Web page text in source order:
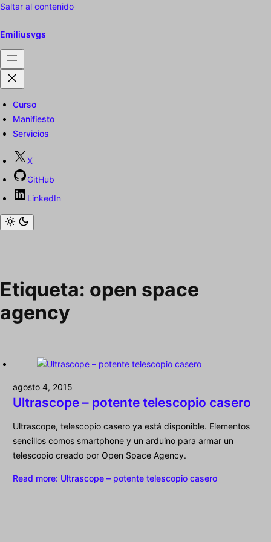
Saltar al contenido
Emiliusvgs
Curso
Manifiesto
Servicios
X
GitHub
LinkedIn
Etiqueta: open space
agency
agosto 4, 2015
Ultrascope – potente telescopio casero
Ultrascope, telescopio casero ya está disponible. Elementos
sencillos comos smartphone y un arduino para armar un
telescopio creado por Open Space Agency.
Read more: Ultrascope – potente telescopio casero